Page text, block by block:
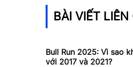
BÀI VIẾT LIÊN
Bull Run 2025: Vì sao
với 2017 và 2021?